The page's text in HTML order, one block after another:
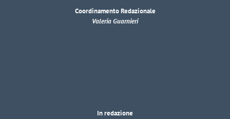
Coordinamento Redazionale
Valeria Guarnieri
In redazione